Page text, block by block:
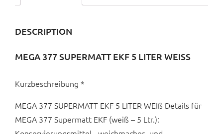
DESCRIPTION
MEGA 377 SUPERMATT EKF 5 LITER WEISS
Kurzbeschreibung *
MEGA 377 SUPERMATT EKF 5 LITER WEIß Details für
MEGA 377 Supermatt EKF (weiß – 5 Ltr.):